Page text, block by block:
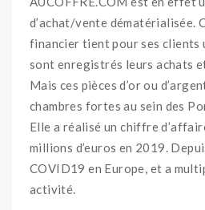
d’achat/vente dématérialisée.
financier tient pour ses clients
sont enregistrés leurs achats
Mais ces pièces d’or ou
chambres fortes au sein des
Elle a réalisé un chiffre
millions d’euros en 2019.
COVID19 en Europe, et a
activité.